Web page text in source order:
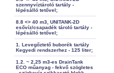
szennyvíztároló tartály -
lépésálló tetővel;
8.8 <> 40 m3, UNITANK-2D
esővíz/csapadék tároló tartály -
lépésálló tetővel;
1. Levegőztető buborék tartály
Kegyedi rendszerhez - 125 liter;
1.2. ~ 2,25 m3-es DrainTank
ECO műanyag - fekvő szögletes